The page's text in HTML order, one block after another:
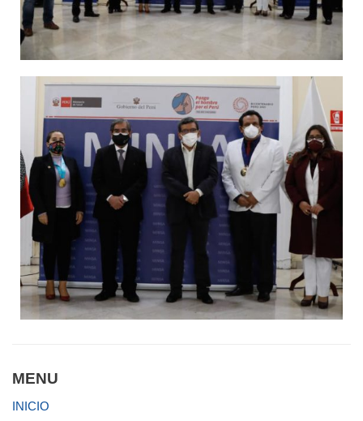
MENU
INICIO